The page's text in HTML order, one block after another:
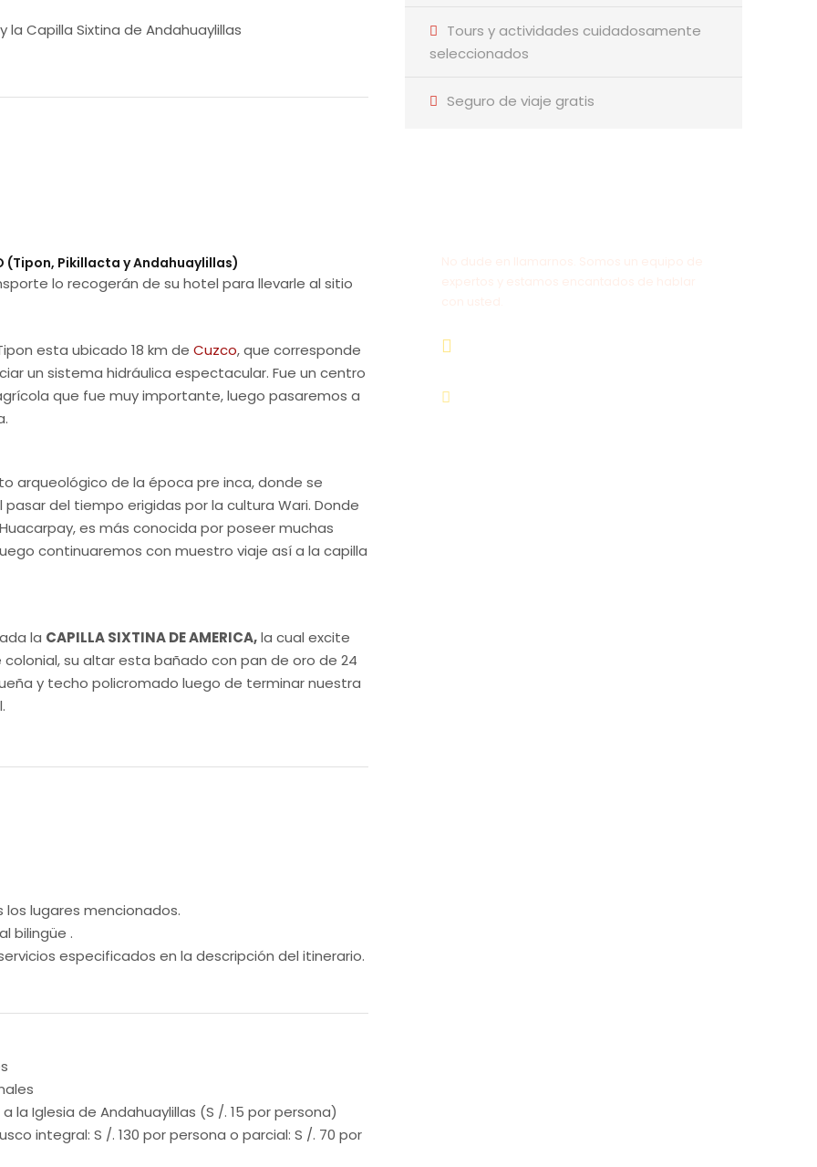
Tours y actividades cuidadosamente
seleccionados
Seguro de viaje gratis
la Capilla Sixtina de Andahuaylillas
(Tipon, Pikillacta y Andahuaylillas)
lo recogerán de su hotel para llevarle al sitio
esta ubicado 18 km de Cuzco, que corresponde
un sistema hidráulica espectacular. Fue un centro
que fue muy importante, luego pasaremos a
arqueológico de la época pre inca, donde se
del tiempo erigidas por la cultura Wari. Donde
es más conocida por poseer muchas
continuaremos con muestro viaje así a la capilla
la CAPILLA SIXTINA DE AMERICA,la cual excite
su altar esta bañado con pan de oro de 24
y techo policromado luego de terminar nuestra
los lugares mencionados.
bilingüe .
especificados en la descripción del itinerario.
la Iglesia de Andahuaylillas (S /. 15 por persona)
integral: S /. 130 por persona o parcial: S /. 70 por